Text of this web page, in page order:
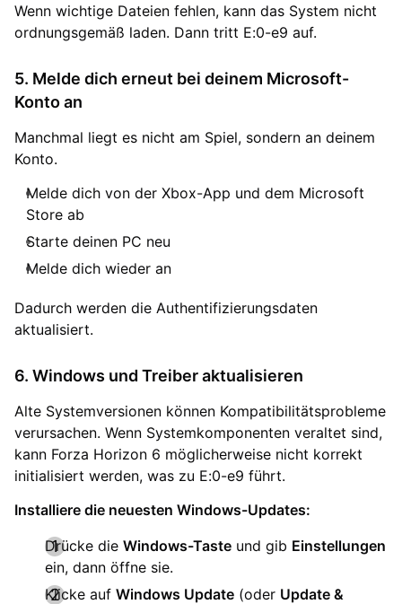
Wenn wichtige Dateien fehlen, kann das System nicht
ordnungsgemäß laden. Dann tritt E:0-e9 auf.
5. Melde dich erneut bei deinem Microsoft-
Konto an
Manchmal liegt es nicht am Spiel, sondern an deinem
Konto.
Melde dich von der Xbox-App und dem Microsoft
Store ab
Starte deinen PC neu
Melde dich wieder an
Dadurch werden die Authentifizierungsdaten
aktualisiert.
6. Windows und Treiber aktualisieren
Alte Systemversionen können Kompatibilitätsprobleme
verursachen. Wenn Systemkomponenten veraltet sind,
kann Forza Horizon 6 möglicherweise nicht korrekt
initialisiert werden, was zu E:0-e9 führt.
Installiere die neuesten Windows-Updates:
Drücke die Windows-Taste und gib Einstellungen
ein, dann öffne sie.
Klicke auf Windows Update (oder Update &